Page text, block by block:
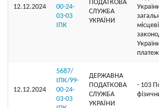
12.12.2024
00-24-
03-03
ІПК
ПОДАТКОВА
СЛУЖБА
УКРАЇНИ
12.12.2024
5687/
ІПК/99-
00-24-
03-03
ДЕРЖАВНА
ПОДАТКОВА
СЛУЖБА
УКРАЇНИ
- 103